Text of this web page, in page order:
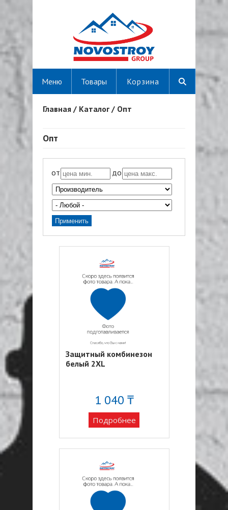
Корзина
Меню Товары
Вы здесь
Главная / Каталог / Опт
Опт
от до
Защитный комбинезон
белый 2XL
1 040 ₸
Подробнее